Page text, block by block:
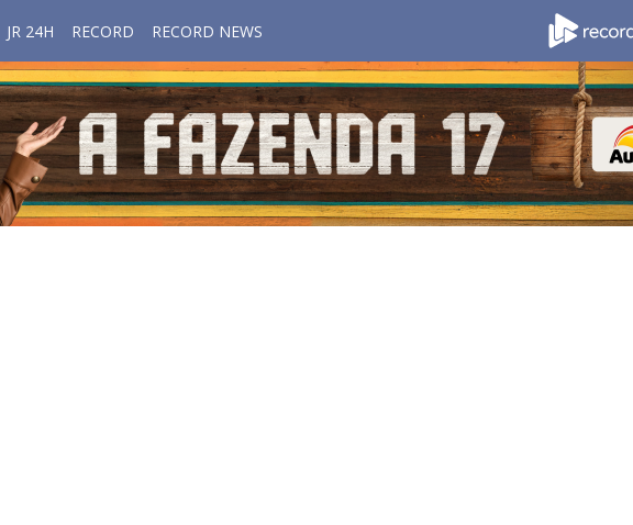
JR 24H RECORD RECORD NEWS